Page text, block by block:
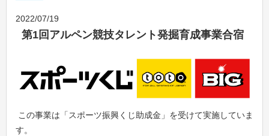
2022/07/19
第1回アルペン競技タレント発掘育成事業合宿
この事業は「スポーツ振興くじ助成金」を受けて実施していま
す。